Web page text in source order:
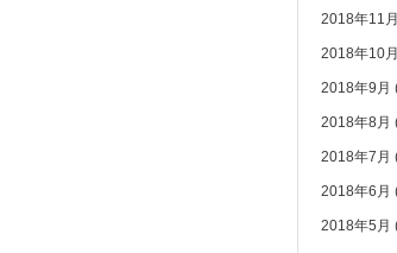
2018年11月
2018年10月
2018年9月
2018年8月
2018年7月
2018年6月
2018年5月